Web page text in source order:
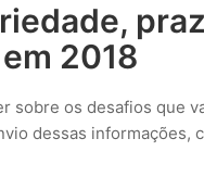
2018
sobre os desafios que
dessas informações,